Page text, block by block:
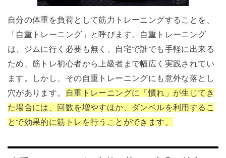
自分の体重を負荷として筋力トレーニングすることを、
「自重トレーニング」と呼びます。自重トレーニング
は、ジムに行く必要も無く、自宅で誰でも手軽に出来る
ため、筋トレ初心者から上級者まで幅広く実践されてい
ます。しかし、その自重トレーニングにも意外な落とし
穴があります。
自重トレーニングに「慣れ」が生じてき
た場合には、回数を増やすほか、ダンベルを利用するこ
とで効果的に筋トレを行うことができます。